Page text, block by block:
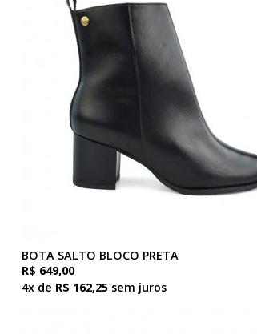
BOTA SALTO BLOCO PRETA
R$ 649,00
4x de R$ 162,25 sem juros